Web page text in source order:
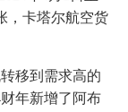
，卡塔尔航空货
移到需求高的
年新增了阿布